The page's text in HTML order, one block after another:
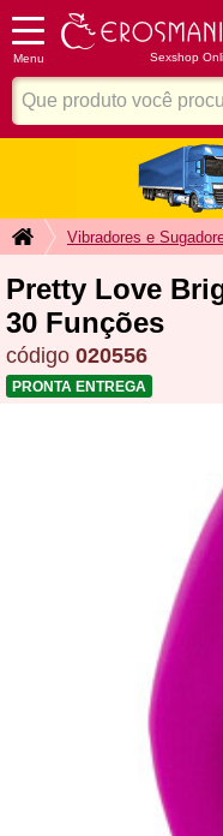
Menu Sexshop
Vibradores e
Pretty Love
30 Funções
código 020556
PRONTA ENTREGA